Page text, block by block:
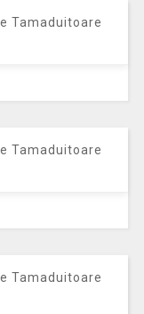
Tamaduitoare
Tamaduitoare
Tamaduitoare